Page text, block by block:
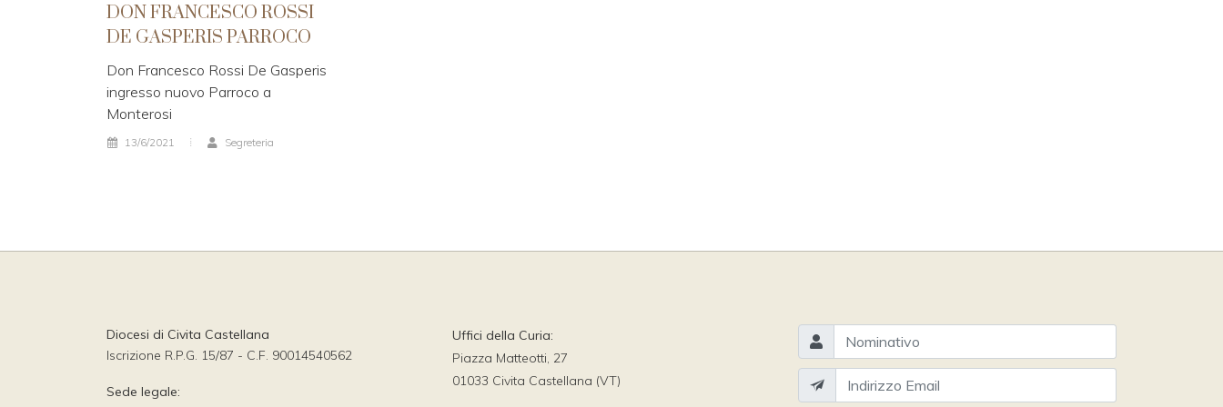
DON FRANCESCO ROSSI
DE GASPERIS PARROCO
Don Francesco Rossi De Gasperis
ingresso nuovo Parroco a
Monterosi
13/6/2021 Segreteria
Diocesi di Civita Castellana
Iscrizione R.P.G. 15/87 - C.F. 90014540562
Sede legale:
Uffici della Curia:
Piazza Matteotti, 27
01033 Civita Castellana (VT)